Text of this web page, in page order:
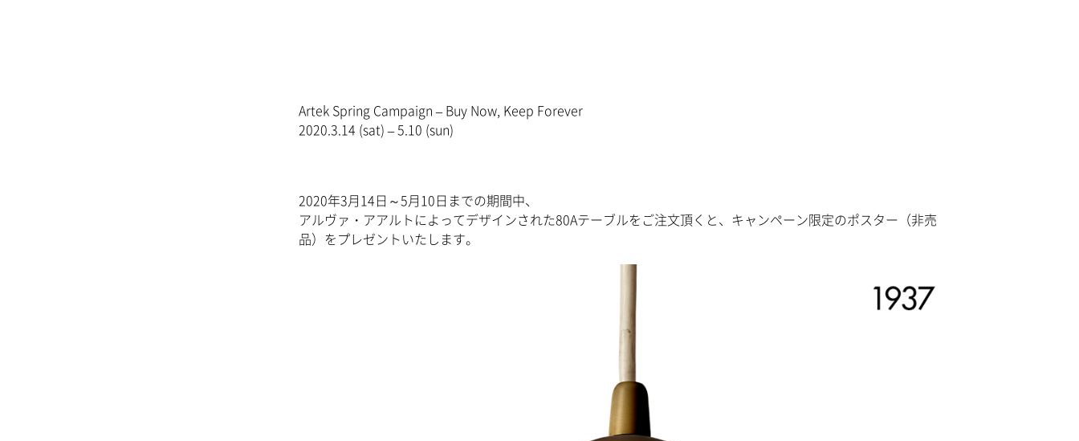
Artek Spring Campaign – Buy Now, Keep Forever
2020.3.14 (sat) – 5.10 (sun)
2020年3月14日～5月10日までの期間中、
アルヴァ・アアルトによってデザインされた80Aテーブルをご注文頂くと、キャンペーン限定のポスター（非売
品）をプレゼントいたします。